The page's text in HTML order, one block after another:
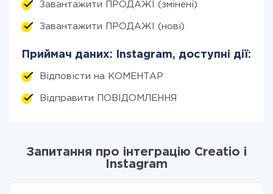
Завантажити ПРОДАЖІ (змінені)
Завантажити ПРОДАЖІ (нові)
Приймач даних: Instagram, доступні дії:
Відповісти на КОМЕНТАР
Відправити ПОВІДОМЛЕННЯ
Запитання про інтеграцію Creatio і
Instagram